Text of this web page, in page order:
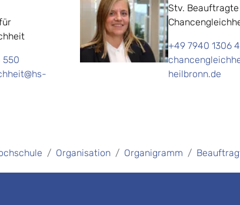
550
Stv.
+49 7940 1306
heilbronn.de
Organisation Organigramm